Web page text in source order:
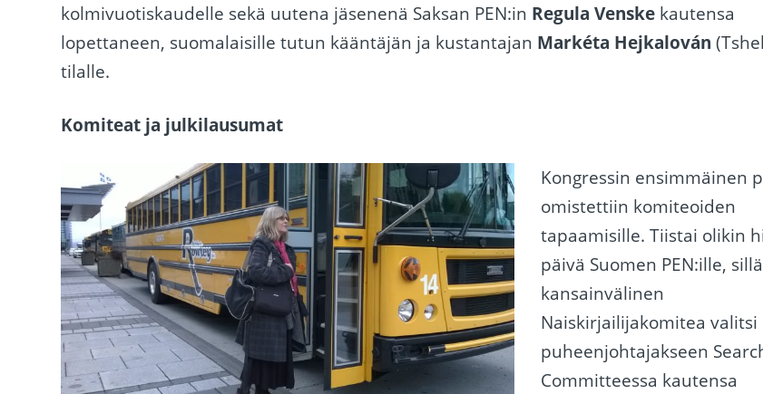
kolmivuotiskaudelle sekä uutena jäsenenä Saksan PEN:in Regula Venske kautensa
lopettaneen, suomalaisille tutun kääntäjän ja kustantajan Markéta Hejkalován
tilalle.
Komiteat ja julkilausumat
Kongressin ensimmäinen
omistettiin komiteoiden
tapaamisille. Tiistai olikin
päivä Suomen PEN:ille, sillä
kansainvälinen
Naiskirjailijakomitea valitsi
puheenjohtajakseen
Committeessa kautensa